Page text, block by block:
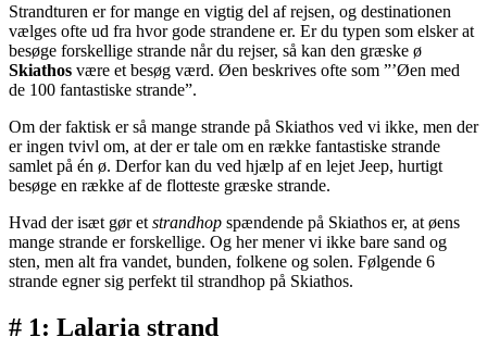
Strandturen er for mange en vigtig del af rejsen, og destinationen
vælges ofte ud fra hvor gode strandene er. Er du typen som elsker at
besøge forskellige strande når du rejser, så kan den græske ø
Skiathos være et besøg værd. Øen beskrives ofte som ”’Øen med
de 100 fantastiske strande”.
Om der faktisk er så mange strande på Skiathos ved vi ikke, men der
er ingen tvivl om, at der er tale om en række fantastiske strande
samlet på én ø. Derfor kan du ved hjælp af en lejet Jeep, hurtigt
besøge en række af de flotteste græske strande.
Hvad der isæt gør et strandhop spændende på Skiathos er, at øens
mange strande er forskellige. Og her mener vi ikke bare sand og
sten, men alt fra vandet, bunden, folkene og solen. Følgende 6
strande egner sig perfekt til strandhop på Skiathos.
# 1: Lalaria strand